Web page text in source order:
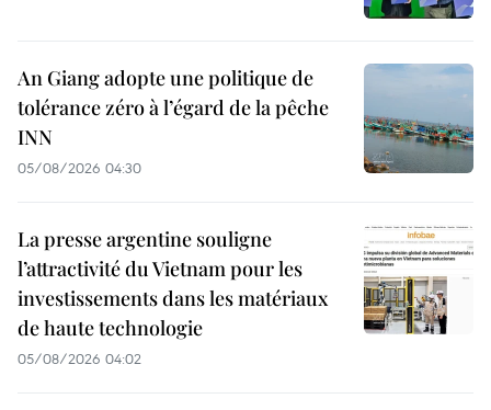
An Giang adopte une politique de
tolérance zéro à l’égard de la pêche
INN
05/08/2026 04:30
La presse argentine souligne
l’attractivité du Vietnam pour les
investissements dans les matériaux
de haute technologie
05/08/2026 04:02